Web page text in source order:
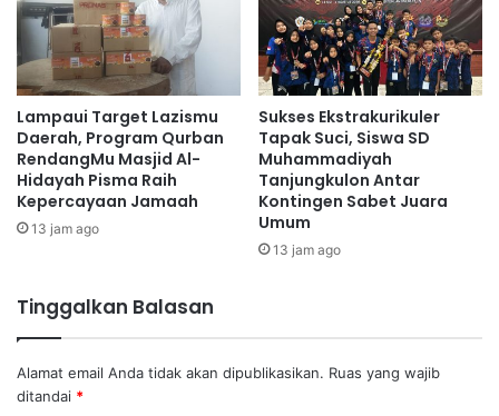
Lampaui Target Lazismu
Daerah, Program Qurban
RendangMu Masjid Al-
Hidayah Pisma Raih
Kepercayaan Jamaah
13 jam ago
Sukses Ekstrakurikuler
Tapak Suci, Siswa SD
Muhammadiyah
Tanjungkulon Antar
Kontingen Sabet Juara
Umum
13 jam ago
Tinggalkan Balasan
Alamat email Anda tidak akan dipublikasikan. Ruas yang wajib
ditandai *